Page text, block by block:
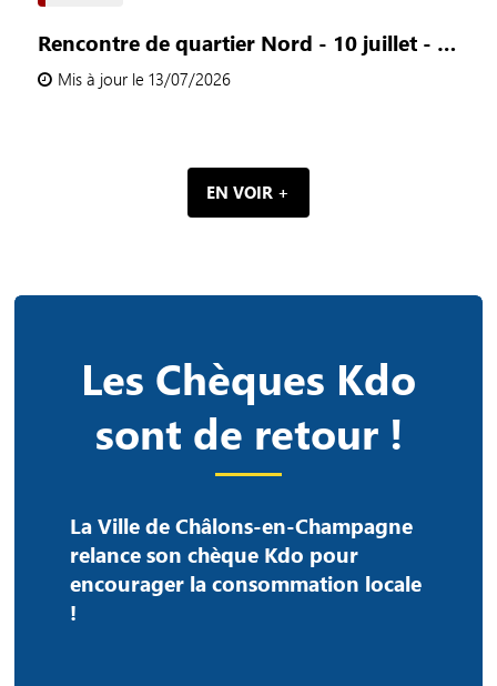
Rencontre de quartier Nord - 10 juillet - Châlons-en-Champagne [Rediffusion]
Mis à jour le 13/07/2026
EN VOIR +
Les Chèques Kdo
sont de retour !
La Ville de Châlons-en-Champagne
relance son chèque Kdo pour
encourager la consommation locale
!